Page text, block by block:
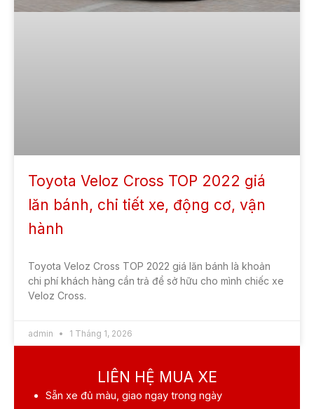
Toyota Veloz Cross TOP 2022 giá
lăn bánh, chi tiết xe, động cơ, vận
hành
Toyota Veloz Cross TOP 2022 giá lăn bánh là khoản
chi phí khách hàng cần trả để sở hữu cho mình chiếc xe
Veloz Cross.
admin 1 Tháng 1, 2026
LIÊN HỆ MUA XE
Sẵn xe đủ màu, giao ngay trong ngày